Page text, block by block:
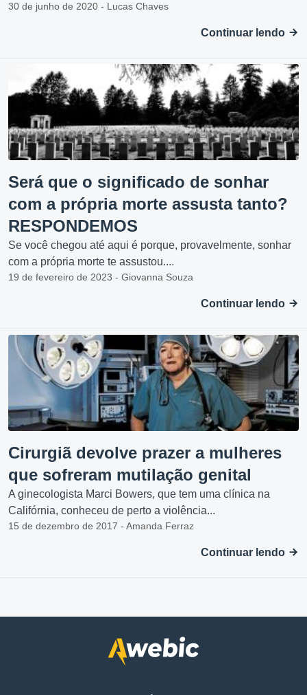
30 de junho de 2020 - Lucas Chaves
Continuar lendo
Será que o significado de sonhar
com a própria morte assusta tanto?
RESPONDEMOS
Se você chegou até aqui é porque, provavelmente, sonhar
com a própria morte te assustou....
19 de fevereiro de 2023 - Giovanna Souza
Continuar lendo
Cirurgiã devolve prazer a mulheres
que sofreram mutilação genital
A ginecologista Marci Bowers, que tem uma clínica na
Califórnia, conheceu de perto a violência...
15 de dezembro de 2017 - Amanda Ferraz
Continuar lendo